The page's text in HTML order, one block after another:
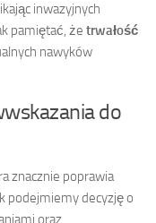
inwazyjnych
pamiętać, że trwałość
nawyków
do
znacznie poprawia
podejmiemy decyzję o
oraz